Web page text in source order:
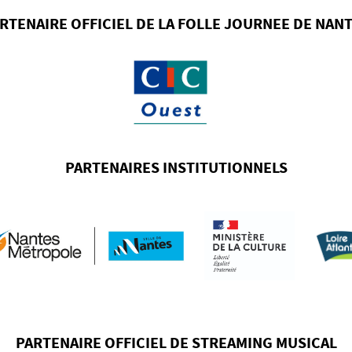
OFFICIEL DE LA FOLLE JOURNEE DE
PARTENAIRES INSTITUTIONNELS
PARTENAIRE OFFICIEL DE STREAMING MUSICAL